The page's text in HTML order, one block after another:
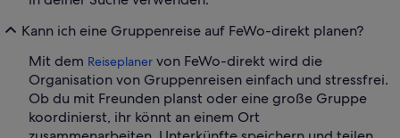
Kann ich eine Gruppenreise auf FeWo-direkt planen?
Mit dem Reiseplaner von FeWo-direkt wird die
Organisation von Gruppenreisen einfach und stressfrei.
Ob du mit Freunden planst oder eine große Gruppe
koordinierst, ihr könnt an einem Ort